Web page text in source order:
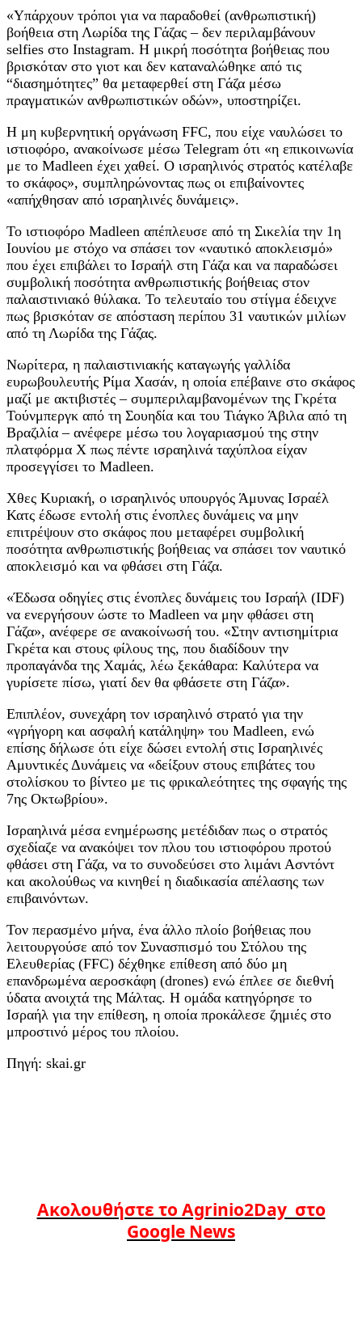
«Υπάρχουν τρόποι για να παραδοθεί (ανθρωπιστική)
βοήθεια στη Λωρίδα της Γάζας – δεν περιλαμβάνουν
selfies στο Instagram. Η μικρή ποσότητα βοήθειας που
βρισκόταν στο γιοτ και δεν καταναλώθηκε από τις
“διασημότητες” θα μεταφερθεί στη Γάζα μέσω
πραγματικών ανθρωπιστικών οδών», υποστηρίζει.
Η μη κυβερνητική οργάνωση FFC, που είχε ναυλώσει το
ιστιοφόρο, ανακοίνωσε μέσω Telegram ότι «η επικοινωνία
με το Madleen έχει χαθεί. Ο ισραηλινός στρατός κατέλαβε
το σκάφος», συμπληρώνοντας πως οι επιβαίνοντες
«απήχθησαν από ισραηλινές δυνάμεις».
Το ιστιοφόρο Madleen απέπλευσε από τη Σικελία την 1η
Ιουνίου με στόχο να σπάσει τον «ναυτικό αποκλεισμό»
που έχει επιβάλει το Ισραήλ στη Γάζα και να παραδώσει
συμβολική ποσότητα ανθρωπιστικής βοήθειας στον
παλαιστινιακό θύλακα. Το τελευταίο του στίγμα έδειχνε
πως βρισκόταν σε απόσταση περίπου 31 ναυτικών μιλίων
από τη Λωρίδα της Γάζας.
Νωρίτερα, η παλαιστινιακής καταγωγής γαλλίδα
ευρωβουλευτής Ρίμα Χασάν, η οποία επέβαινε στο σκάφος
μαζί με ακτιβιστές – συμπεριλαμβανομένων της Γκρέτα
Τούνμπεργκ από τη Σουηδία και του Τιάγκο Άβιλα από τη
Βραζιλία – ανέφερε μέσω του λογαριασμού της στην
πλατφόρμα Χ πως πέντε ισραηλινά ταχύπλοα είχαν
προσεγγίσει το Madleen.
Χθες Κυριακή, ο ισραηλινός υπουργός Άμυνας Ισραέλ
Κατς έδωσε εντολή στις ένοπλες δυνάμεις να μην
επιτρέψουν στο σκάφος που μεταφέρει συμβολική
ποσότητα ανθρωπιστικής βοήθειας να σπάσει τον ναυτικό
αποκλεισμό και να φθάσει στη Γάζα.
«Έδωσα οδηγίες στις ένοπλες δυνάμεις του Ισραήλ (IDF)
να ενεργήσουν ώστε το Madleen να μην φθάσει στη
Γάζα», ανέφερε σε ανακοίνωσή του. «Στην αντισημίτρια
Γκρέτα και στους φίλους της, που διαδίδουν την
προπαγάνδα της Χαμάς, λέω ξεκάθαρα: Καλύτερα να
γυρίσετε πίσω, γιατί δεν θα φθάσετε στη Γάζα».
Επιπλέον, συνεχάρη τον ισραηλινό στρατό για την
«γρήγορη και ασφαλή κατάληψη» του Madleen, ενώ
επίσης δήλωσε ότι είχε δώσει εντολή στις Ισραηλινές
Αμυντικές Δυνάμεις να «δείξουν στους επιβάτες του
στολίσκου το βίντεο με τις φρικαλεότητες της σφαγής της
7ης Οκτωβρίου».
Ισραηλινά μέσα ενημέρωσης μετέδιδαν πως ο στρατός
σχεδίαζε να ανακόψει τον πλου του ιστιοφόρου προτού
φθάσει στη Γάζα, να το συνοδεύσει στο λιμάνι Ασντόντ
και ακολούθως να κινηθεί η διαδικασία απέλασης των
επιβαινόντων.
Τον περασμένο μήνα, ένα άλλο πλοίο βοήθειας που
λειτουργούσε από τον Συνασπισμό του Στόλου της
Ελευθερίας (FFC) δέχθηκε επίθεση από δύο μη
επανδρωμένα αεροσκάφη (drones) ενώ έπλεε σε διεθνή
ύδατα ανοιχτά της Μάλτας. Η ομάδα κατηγόρησε το
Ισραήλ για την επίθεση, η οποία προκάλεσε ζημιές στο
μπροστινό μέρος του πλοίου.
Πηγή: skai.gr
Ακολουθήστε το Agrinio2Day στο
Google News